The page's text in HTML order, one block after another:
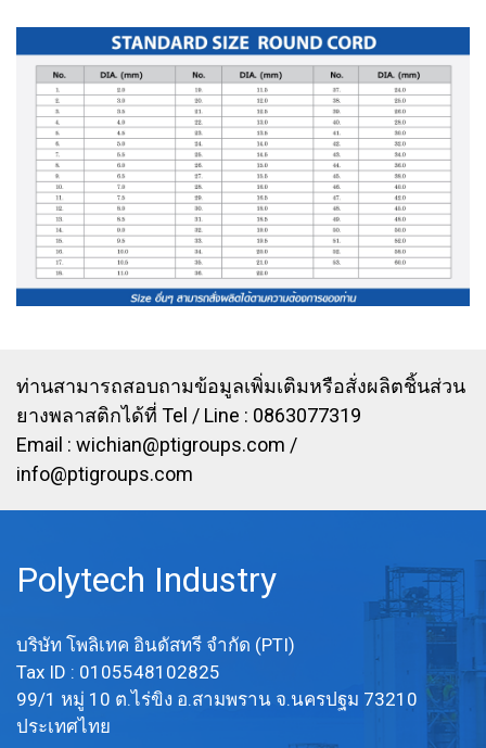
ท่านสามารถสอบถามข้อมูลเพิ่มเติมหรือสั่งผลิตชิ้นส่วน
ยางพลาสติกได้ที่ Tel / Line : 0863077319
Email : wichian@ptigroups.com /
info@ptigroups.com
Polytech Industry
บริษัท โพลิเทค อินดัสทรี จำกัด (PTI)
Tax ID : 0105548102825
99/1 หมู่ 10 ต.ไร่ขิง อ.สามพราน จ.นครปฐม 73210
ประเทศไทย